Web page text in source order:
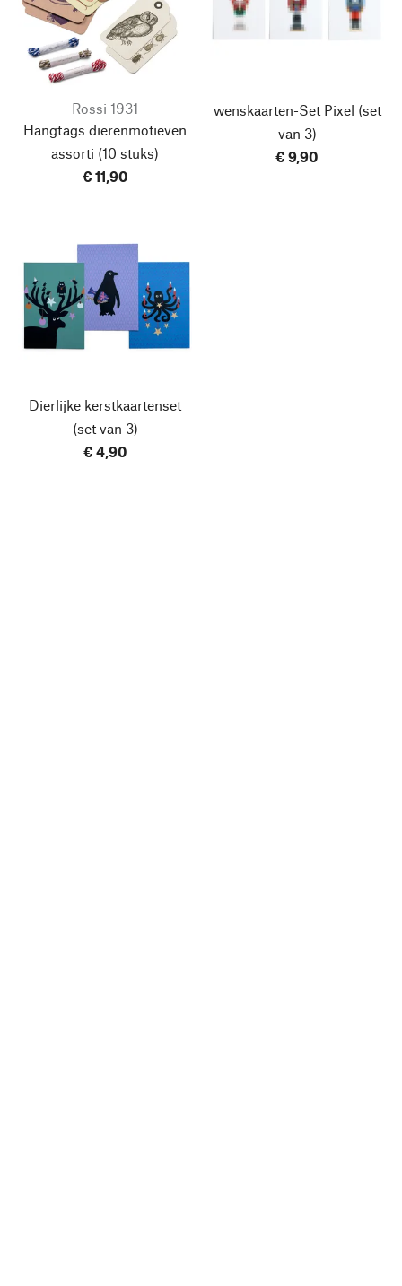
Rossi 1931
Hangtags dierenmotieven
assorti (10 stuks)
€ 11,90
wenskaarten-Set Pixel (set
van 3)
€ 9,90
Dierlijke kerstkaartenset
(set van 3)
€ 4,90